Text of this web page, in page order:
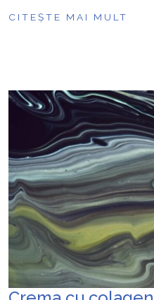
CITEȘTE MAI MULT